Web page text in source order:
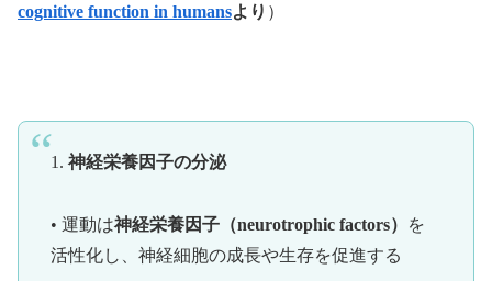
cognitive function in humansより ）
1. 神経栄養因子の分泌
• 運動は神経栄養因子（neurotrophic factors）
を
活性化し、神経細胞の成長や生存を促進する